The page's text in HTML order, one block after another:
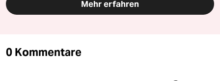
Mehr erfahren
0 Kommentare